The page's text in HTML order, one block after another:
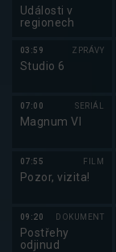
Události v
regionech
03:59 ZPRÁVY
Studio 6
07:00 SERIÁL
Magnum VI
07:55 FILM
Pozor, vizita!
09:20 DOKUMENT
Postřehy
odjinud